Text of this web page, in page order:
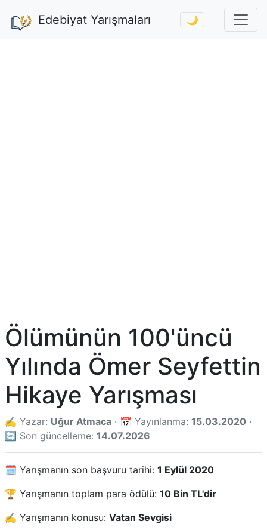
Edebiyat Yarışmaları 🌙
Ölümünün 100'üncü
Yılında Ömer Seyfettin
Hikaye Yarışması
✍️ Yazar: Uğur Atmaca · 📅 Yayınlanma: 15.03.2020 ·
🔄 Son güncelleme: 14.07.2026
🗓️ Yarışmanın son başvuru tarihi: 1 Eylül 2020
🏆 Yarışmanın toplam para ödülü: 10 Bin TL'dir
✍️ Yarışmanın konusu: Vatan Sevgisi